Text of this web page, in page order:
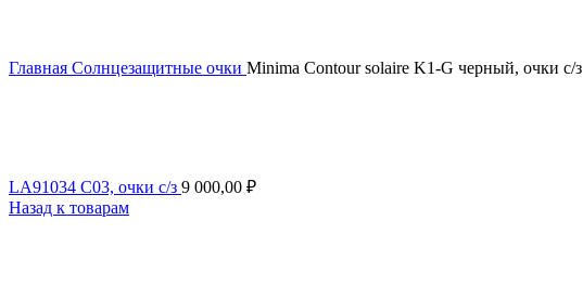
Главная Солнцезащитные очки Minima Contour solaire K1-G черный, очки с/з
LA91034 C03, очки с/з 9 000,00 ₽
Назад к товарам